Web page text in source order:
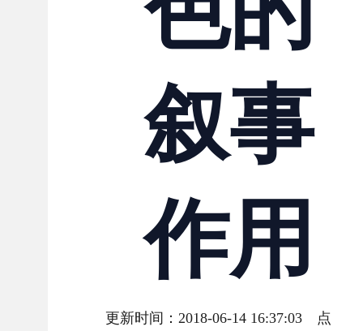
叙事
作用
更新时间：2018-06-14 16:37:03 点